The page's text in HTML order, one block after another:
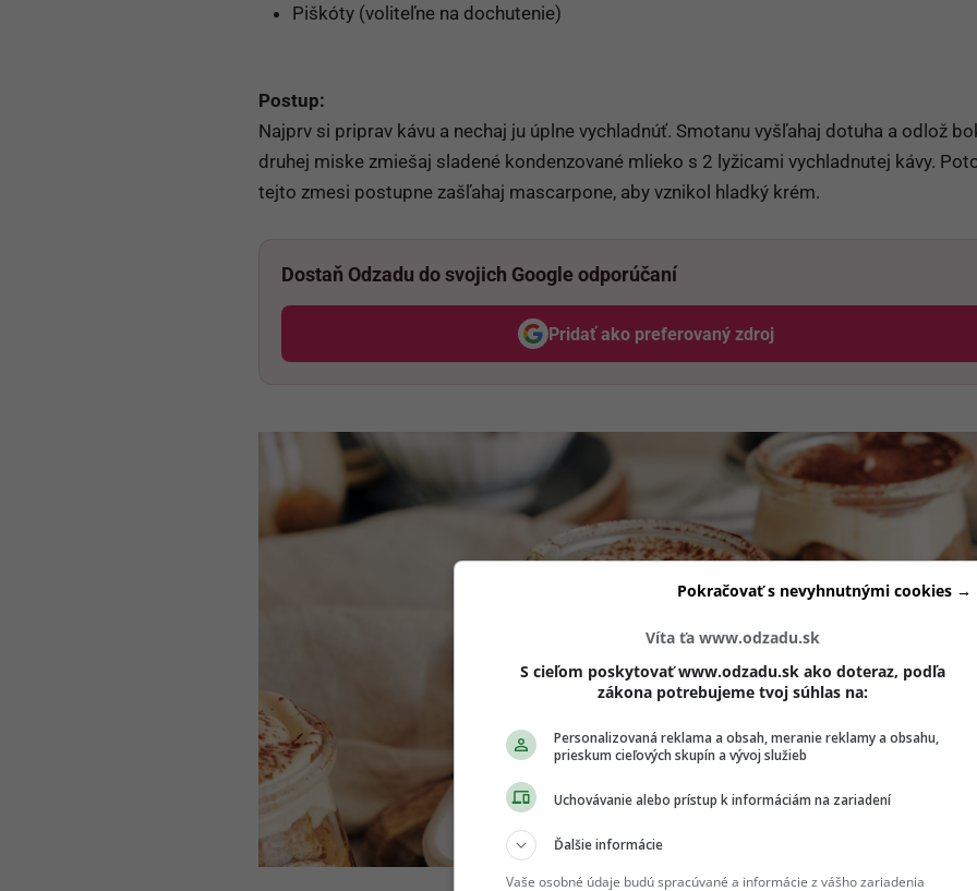
Piškóty (voliteľne na dochutenie)
Postup:
Najprv si priprav kávu a nechaj ju úplne vychladnúť. Smotanu vyšľahaj dotuha a odlož
druhej miske zmiešaj sladené kondenzované mlieko s 2 lyžicami vychladnutej kávy.
tejto zmesi postupne zašľahaj mascarpone, aby vznikol hladký krém.
Dostaň Odzadu do svojich Google odporúčaní
Pridať ako preferovaný zdroj
Odzadu, odkaz sa otvorí v novom okne
Víta ťa www.odzadu.sk
S cieľom poskytovať www.odzadu.sk ako doteraz, podľa
zákona potrebujeme tvoj súhlas na:
Personalizovaná reklama a obsah, meranie reklamy a obsahu,
prieskum cieľových skupín a vývoj služieb
Uchovávanie alebo prístup k informáciám na zariadení
Ďalšie informácie
Vaše osobné údaje budú spracúvané a informácie z vášho zariadenia
Pokračovať s nevyhnutnými cookies →